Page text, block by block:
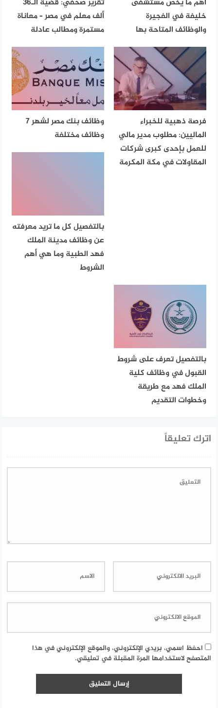
خليفة في الفجيرة
والوظائف المتاحة بها
ألف معلم في مصر – معاناة
مستمرة ومطالب عادلة
فرصة ذهبية للخبراء
الماليين: مطلوب مدير مالي
للعمل بإحدى كبرى شركات
المقاولات في مكة المكرمة
وظائف بنك مصر لشهر 7
وظائف مختلفة
بالتفصيل كل ما تريد معرفته
عن وظائف مدينة الملك
فهد الطبية وما هي أهم
الشروط
بالتفصيل تعرف على شروط
القبول في وظائف كلية
الملك فهد مع طريقة
وخطوات التقديم
اترك تعليقاً
احفظ اسمي، بريدي الإلكتروني، والموقع الإلكتروني في هذا
المتصفح لاستخدامها المرة المقبلة في تعليقي.